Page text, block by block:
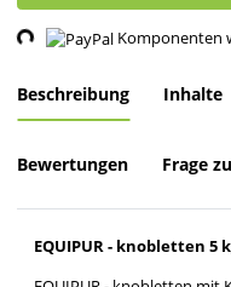
Komponenten
Beschreibung Inhalte
Bewertungen Frage
EQUIPUR - knobletten 5